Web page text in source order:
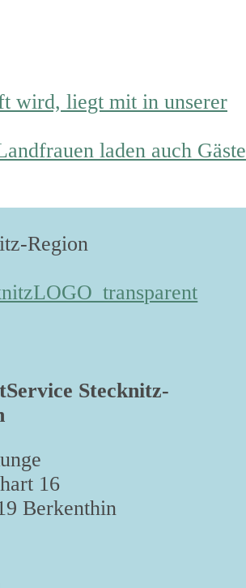
wird, liegt mit in unserer
laden auch Gäste
Region
Stecknitz-
16
Berkenthin